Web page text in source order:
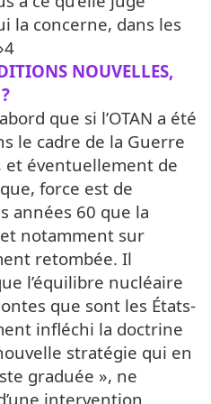
la concerne, dans les
NOUVELLES,
que si l’OTAN a été
le cadre de la Guerre
et éventuellement de
force est de
années 60 que la
notamment sur
retombée. Il
l’équilibre nucléaire
que sont les États-
infléchi la doctrine
stratégie qui en
graduée », ne
intervention